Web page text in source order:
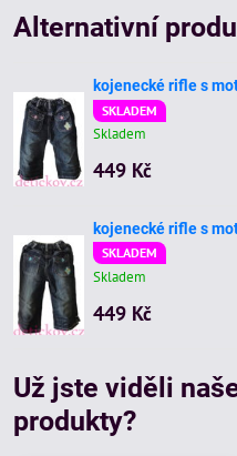
Alternativní
kojenecké rifle s
SKLADEM
Skladem
449 Kč
kojenecké rifle s
SKLADEM
Skladem
449 Kč
Už jste viděli
produkty?